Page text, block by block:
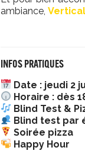
ambiance,
INFOS PRATIQUES
Date : jeudi 2
Horaire : dès
Blind Test &
Blind test par
Soirée pizza
Happy Hour